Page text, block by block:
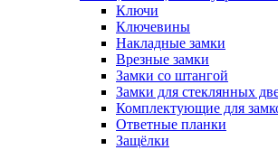
Ключи
Ключевины
Накладные замки
Врезные замки
Замки со штангой
Замки для стеклянных
Комплектующие для
Ответные планки
Защёлки